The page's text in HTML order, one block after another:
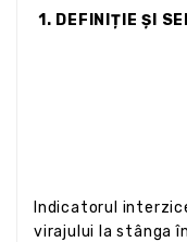
1. DEFINIȚIE ȘI
Indicatorul
virajului la stânga